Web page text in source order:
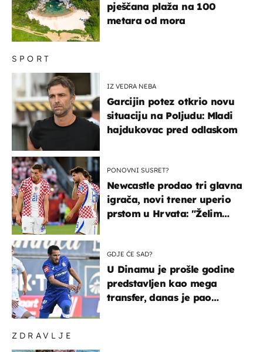
ZDRAVLJE
SPORT
IZ VEDRA NEBA
Garcijin potez otkrio novu
situaciju na Poljudu: Mladi
hajdukovac pred odlaskom
PONOVNI SUSRET?
Newcastle prodao tri glavna
igrača, novi trener uperio
prstom u Hrvata: "Želim
GDJE ĆE SAD?
U Dinamu je prošle godine
predstavljen kao mega
transfer, danas je pao
pješčana plaža na 100
metara od mora